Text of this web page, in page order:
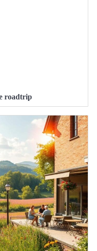
roadtrip